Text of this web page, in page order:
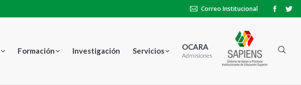
Correo Institucional
Formación Investigación Servicios OCARA
Admisiones